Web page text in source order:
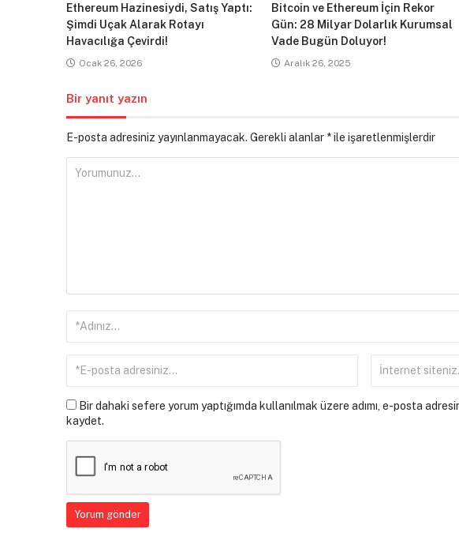
Ethereum Hazinesiydi, Satış Yaptı:
Şimdi Uçak Alarak Rotayı
Havacılığa Çevirdi!
Ocak 26, 2026
Bitcoin ve Ethereum İçin Rekor
Gün: 28 Milyar Dolarlık Kurumsal
Vade Bugün Doluyor!
Aralık 26, 2025
Bir yanıt yazın
E-posta adresiniz yayınlanmayacak. Gerekli alanlar *ile işaretlenmişlerdir
Bir dahaki sefere yorum yaptığımda kullanılmak üzere adımı, e-posta
kaydet.